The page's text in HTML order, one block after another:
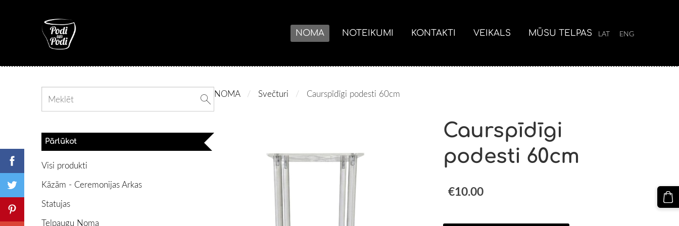
NOMA NOTEIKUMI KONTAKTI VEIKALS MŪSU TELPAS LAT ENG
Pārlūkot
Visi produkti
Kāzām - Ceremonijas Arkas
Statujas
Telpaugu Noma
NOMA Svečturi Caurspīdīgi podesti 60cm
Caurspīdīgi
podesti 60cm
€10.00